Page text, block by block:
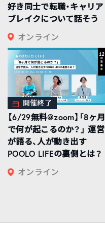
好き同士で転職・キャリア
ブレイクについて話そう
オンライン
開催終了
【6/29無料@zoom】「8ヶ月
で何が起こるのか？」 運営
が語る、人が動き出す
POOLO LIFEの裏側とは？
オンライン